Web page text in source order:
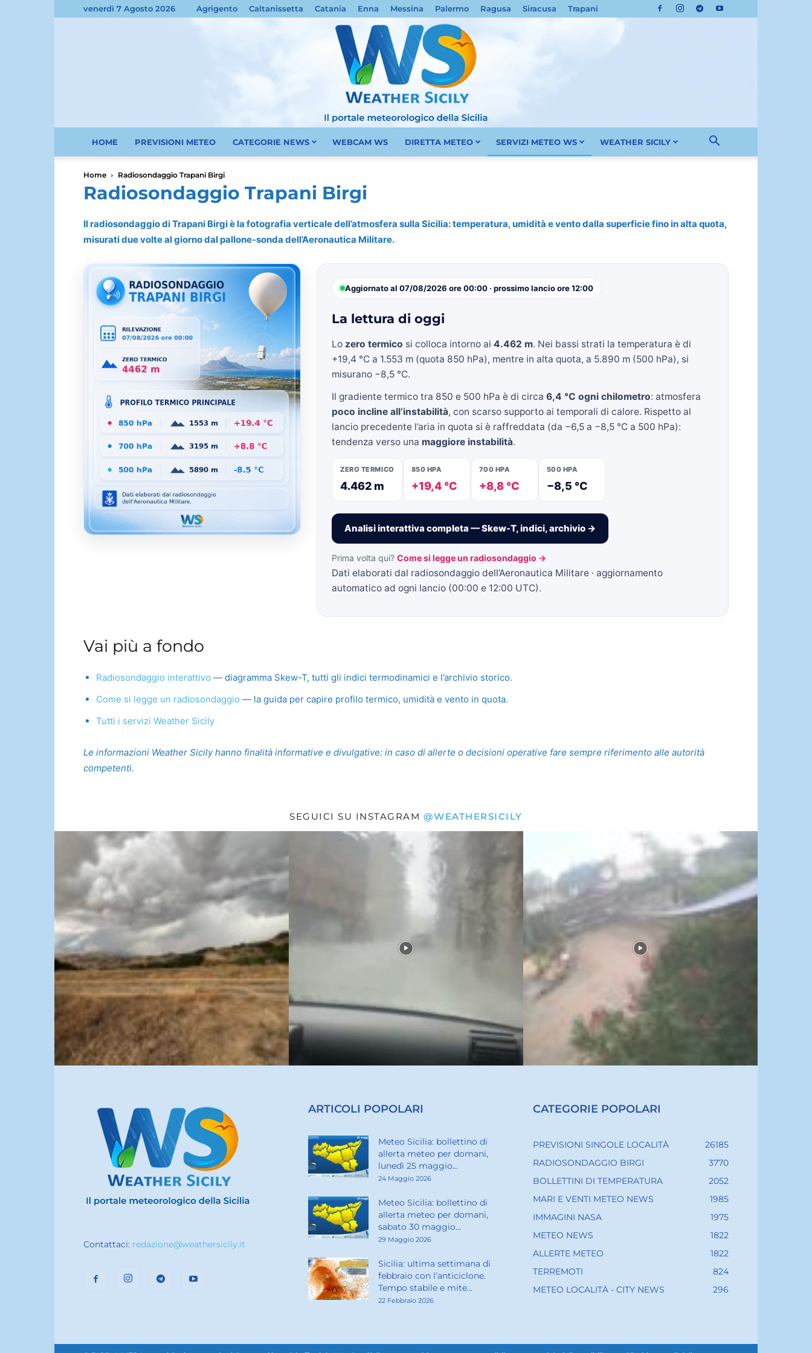
venerdì 7 Agosto 2026 Agrigento Caltanissetta Catania Enna Messina Palermo Ragusa Siracusa Trapani
»
Weather
Sicily.it
HOME PREVISIONI METEO CATEGORIE NEWS WEBCAM WS DIRETTA METEO SERVIZI METEO WS WEATHER SICILY
Home Radiosondaggio Trapani Birgi
Radiosondaggio Trapani Birgi
Il radiosondaggio di Trapani Birgi è la fotografia verticale dell’atmosfera sulla Sicilia: temperatura, umidità e vento dalla superficie fino in alta quota,
misurati due volte al giorno dal pallone-sonda dell’Aeronautica Militare.
Aggiornato al 07/08/2026 ore 00:00 · prossimo lancio ore 12:00
La lettura di oggi
Lo zero termico si colloca intorno ai 4.462 m. Nei bassi strati la temperatura è di
+19,4 °C a 1.553 m (quota 850 hPa), mentre in alta quota, a 5.890 m (500 hPa), si
misurano −8,5 °C.
Il gradiente termico tra 850 e 500 hPa è di circa 6,4 °C ogni chilometro: atmosfera
poco incline all’instabilità, con scarso supporto ai temporali di calore. Rispetto al
lancio precedente l’aria in quota si è raffreddata (da −6,5 a −8,5 °C a 500 hPa):
tendenza verso una maggiore instabilità.
ZERO TERMICO
4.462 m
850 HPA
+19,4 °C
700 HPA
+8,8 °C
500 HPA
−8,5 °C
Analisi interattiva completa — Skew-T, indici, archivio →
Prima volta qui? Come si legge un radiosondaggio →
Dati elaborati dal radiosondaggio dell’Aeronautica Militare · aggiornamento
automatico ad ogni lancio (00:00 e 12:00 UTC).
Vai più a fondo
Radiosondaggio interattivo — diagramma Skew-T, tutti gli indici termodinamici e l’archivio storico.
Come si legge un radiosondaggio — la guida per capire profilo termico, umidità e vento in quota.
Tutti i servizi Weather Sicily
Le informazioni Weather Sicily hanno finalità informative e divulgative: in caso di allerte o decisioni operative fare sempre riferimento alle autorità
competenti.
SEGUICI SU INSTAGRAM @WEATHERSICILY
Contattaci: redazione@weathersicily.it
ARTICOLI POPOLARI
Meteo Sicilia: bollettino di
allerta meteo per domani,
lunedì 25 maggio...
24 Maggio 2026
Meteo Sicilia: bollettino di
allerta meteo per domani,
sabato 30 maggio...
29 Maggio 2026
Sicilia: ultima settimana di
febbraio con l’anticiclone.
Tempo stabile e mite...
22 Febbraio 2026
CATEGORIE POPOLARI
PREVISIONI SINGOLE LOCALITÀ
26185
RADIOSONDAGGIO BIRGI
3770
BOLLETTINI DI TEMPERATURA
2052
MARI E VENTI METEO NEWS
1985
IMMAGINI NASA
1975
METEO NEWS
1822
ALLERTE METEO
1822
TERREMOTI
824
METEO LOCALITÀ - CITY NEWS
296